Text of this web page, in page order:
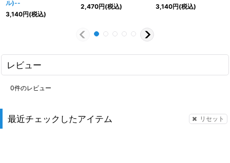
ル)--
3,140円(税込)
2,470円(税込)
3,140円(税込)
レビュー
0件のレビュー
最近チェックしたアイテム リセット